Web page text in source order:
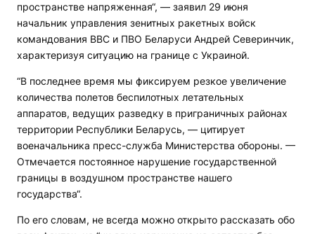
пространстве напряженная“, — заявил 29 июня
начальник управления зенитных ракетных войск
командования ВВС и ПВО Беларуси Андрей Северинчик,
характеризуя ситуацию на границе с Украиной.
“В последнее время мы фиксируем резкое увеличение
количества полетов беспилотных летательных
аппаратов, ведущих разведку в приграничных районах
территории Республики Беларусь, — цитирует
военачальника пресс-служба Министерства обороны. —
Отмечается постоянное нарушение государственной
границы в воздушном пространстве нашего
государства“.
По его словам, не всегда можно открыто рассказать обо